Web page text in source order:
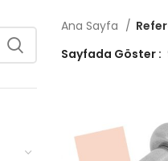
Ana Sayfa
Sayfada Göster